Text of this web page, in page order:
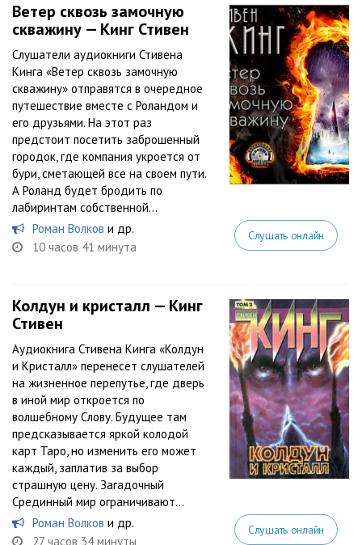
Ветер сквозь замочную
скважину — Кинг Стивен
Слушатели аудиокниги Стивена
Кинга «Ветер сквозь замочную
скважину» отправятся в очередное
путешествие вместе с Роландом и
его друзьями. На этот раз
предстоит посетить заброшенный
городок, где компания укроется от
бури, сметающей все на своем пути.
А Роланд будет бродить по
лабиринтам собственной...
Роман Волков и др.
10 часов 41 минута
Слушать онлайн
Колдун и кристалл — Кинг
Стивен
Аудиокнига Стивена Кинга «Колдун
и Кристалл» перенесет слушателей
на жизненное перепутье, где дверь
в иной мир откроется по
волшебному Слову. Будущее там
предсказывается яркой колодой
карт Таро, но изменить его может
каждый, заплатив за выбор
страшную цену. Загадочный
Срединный мир ограничивают...
Роман Волков и др.
27 часов 34 минуты
Слушать онлайн